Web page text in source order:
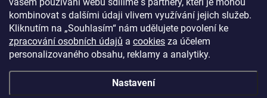
kombinovat s dalšími údaji vlivem využívání jejich služeb.
Kliknutím na „Souhlasím“ nám udělujete povolení ke
zpracování osobních údajů a cookies za účelem
personalizovaného obsahu, reklamy a analytiky.
Nastavení